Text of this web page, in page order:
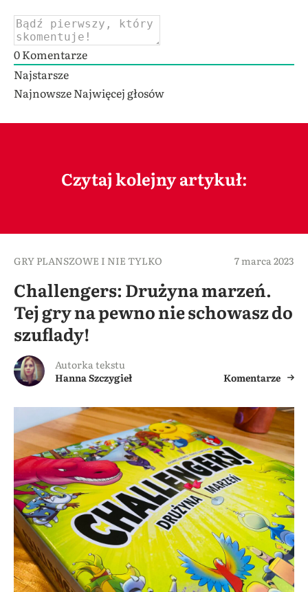
0Komentarze
Najstarsze
NajnowszeNajwięcej głosów
Czytaj kolejny artykuł:
GRY PLANSZOWE I NIE TYLKO 7 marca 2023
Challengers: Drużyna marzeń.
Tej gry na pewno nie schowasz do
szuflady!
Autorka tekstu
Hanna Szczygieł
Komentarze